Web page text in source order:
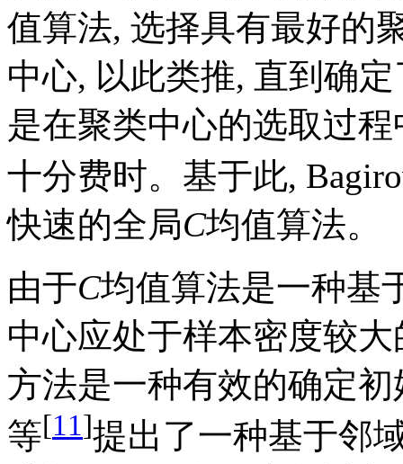
值算法, 选择具有最好的
中心, 以此类推, 直到确定
是在聚类中心的选取过
十分费时。基于此,
快速的全局C均值算法。
由于C均值算法是一种基
中心应处于样本密度较
方法是一种有效的确定
等[11]提出了一种基于邻